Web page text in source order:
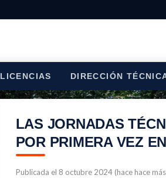
LICENCIAS DIRECCIÓN
LAS JORNADAS
POR PRIMERA VEZ
Publicada el 8 octubre 2024 (hace hace